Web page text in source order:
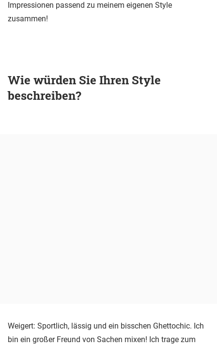
Impressionen passend zu meinem eigenen Style
zusammen!
Wie würden Sie Ihren Style
beschreiben?
Weigert: Sportlich, lässig und ein bisschen Ghettochic. Ich
bin ein großer Freund von Sachen mixen! Ich trage zum